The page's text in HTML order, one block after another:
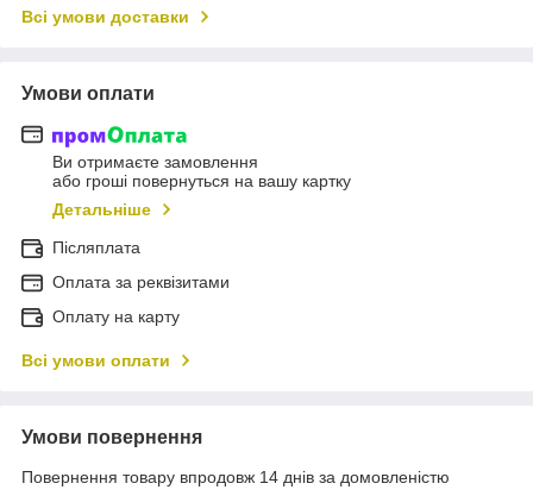
Всі умови доставки
Умови оплати
Ви отримаєте замовлення
або гроші повернуться на вашу картку
Детальніше
Післяплата
Оплата за реквізитами
Оплату на карту
Всі умови оплати
Умови повернення
Повернення товару впродовж 14 днів за домовленістю